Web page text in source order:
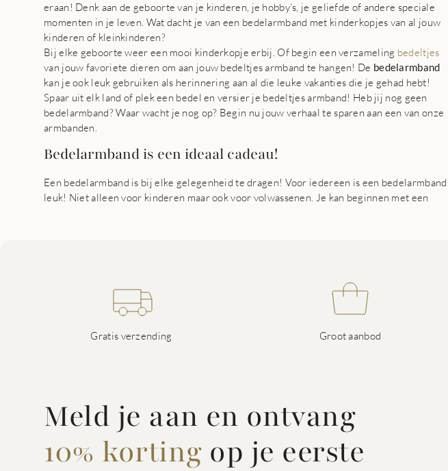
eraan! Denk aan de geboorte van je kinderen, je hobby’s, je geliefde of andere speciale
momenten in je leven. Wat dacht je van een bedelarmband met kinderkopjes van al jouw
kinderen of kleinkinderen?
Bij elke geboorte weer een mooi kinderkopje erbij. Of begin een verzameling bedeltjes
van jouw favoriete dieren om aan jouw bedeltjes armband te hangen! De bedelarmband
kan je ook leuk gebruiken als herinnering aan al die leuke vakanties die je gehad hebt!
Spaar uit elk land of plek een bedel en versier je bedeltjes armband! Heb jij nog geen
bedelarmband? Waar wacht je nog op? Begin nu jouw verhaal te sparen aan een van onze
armbanden.
Bedelarmband is een ideaal cadeau!
Een bedelarmband is bij elke gelegenheid te dragen! Voor iedereen is een bedelarmband
leuk! Niet alleen voor kinderen maar ook voor volwassenen. Je kan beginnen met een
Gratis verzending Groot aanbod
Meld je aan en ontvang
10% korting op je eerste